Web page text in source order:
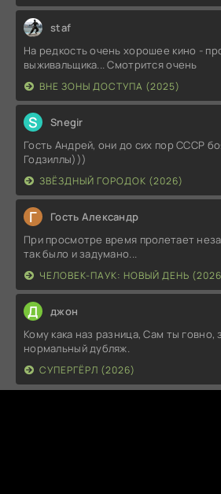
staf
На редкость очень хорошее кино -
выживальщика... Смотрится очень
ВНЕ ЗОНЫ ДОСТУПА (2025)
S Snegir
Гость Андрей, они до сих пор СССР
Годзиллы)))
ЗВЁЗДНЫЙ ГОРОДОК (2026)
Г Гость Александр
При просмотре время пролетает
так было и задумано...
ЧЕЛОВЕК-ПАУК: НОВЫЙ ДЕНЬ
Д джон
Кому кака наз разница, Сам ты говно,
нормальный дубляж.
СУПЕРГЁРЛ (2026)